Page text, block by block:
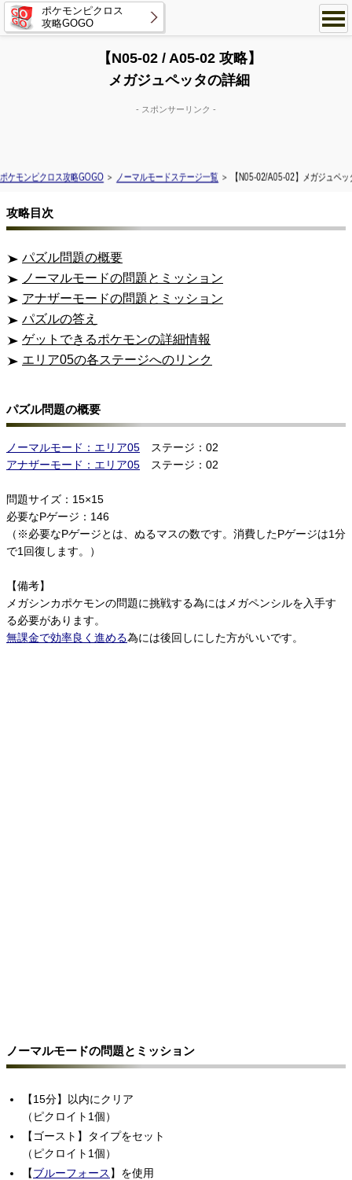
ポケモンピクロス
攻略GOGO
【N05-02 / A05-02 攻略】
メガジュペッタの詳細
- スポンサーリンク -
ポケモンピクロス攻略GOGO ＞ ノーマルモードステージ一覧 ＞ 【N05-02/A05-02】メガジュペッ
攻略目次
パズル問題の概要
ノーマルモードの問題とミッション
アナザーモードの問題とミッション
パズルの答え
ゲットできるポケモンの詳細情報
エリア05の各ステージへのリンク
パズル問題の概要
ノーマルモード：エリア05 ステージ：02
アナザーモード：エリア05 ステージ：02
問題サイズ：15×15
必要なPゲージ：146
（※必要なPゲージとは、ぬるマスの数です。消費したPゲージは1分
で1回復します。）
【備考】
メガシンカポケモンの問題に挑戦する為にはメガペンシルを入手す
る必要があります。
無課金で効率良く進める為には後回しにした方がいいです。
ノーマルモードの問題とミッション
【15分】以内にクリア
（ピクロイト1個）
【ゴースト】タイプをセット
（ピクロイト1個）
【ブルーフォース 】を使用